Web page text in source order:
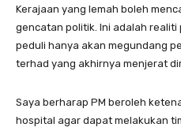
Kerajaan yang lemah boleh
gencatan politik. Ini adalah realiti
peduli hanya akan megundang
terhad yang akhirnya menjerat
Saya berharap PM beroleh
hospital agar dapat melakukan